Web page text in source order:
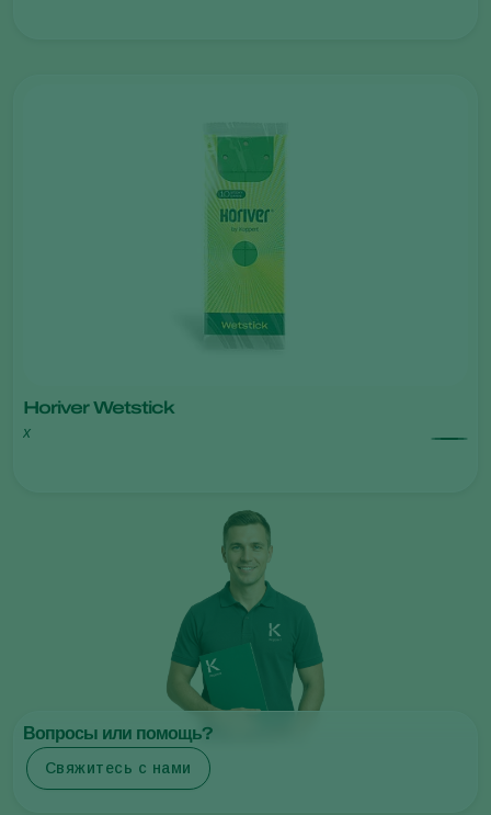
Horiver Wetstick
x
Вопросы или помощь?
Свяжитесь с нами